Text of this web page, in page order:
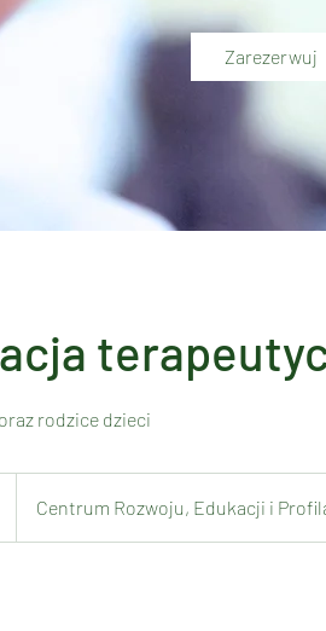
Zarezerwuj
rodzice dzieci
Centrum Rozwoju, Edukacji i